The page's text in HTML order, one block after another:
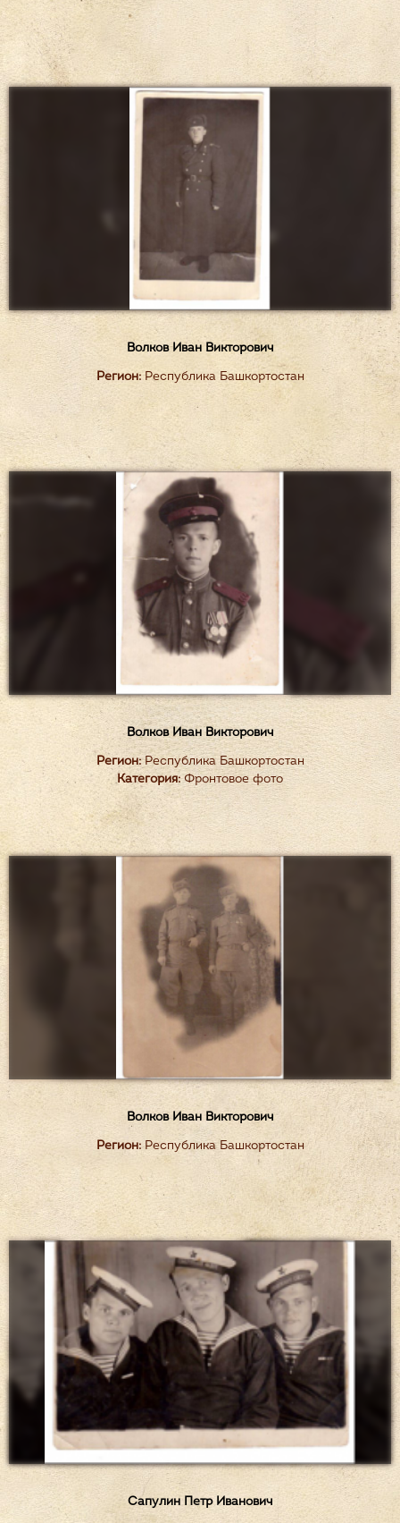
Волков Иван Викторович
Регион:Республика Башкортостан
Волков Иван Викторович
Регион:Республика Башкортостан
Категория:Фронтовое фото
Волков Иван Викторович
Регион:Республика Башкортостан
Сапулин Петр Иванович